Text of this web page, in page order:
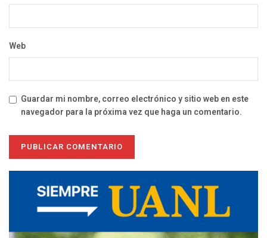
Web
Guardar mi nombre, correo electrónico y sitio web en este
navegador para la próxima vez que haga un comentario.